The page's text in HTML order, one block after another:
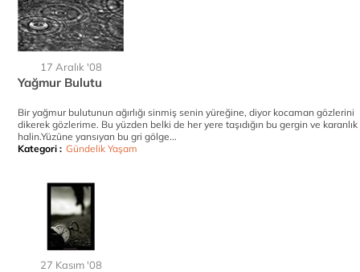
17 Aralık '08
Yağmur Bulutu
Bir yağmur bulutunun ağırlığı sinmiş senin yüreğine, diyor kocaman gözlerini
dikerek gözlerime. Bu yüzden belki de her yere taşıdığın bu gergin ve karanlık
halin.Yüzüne yansıyan bu gri gölge...
Kategori : Gündelik Yaşam
27 Kasım '08